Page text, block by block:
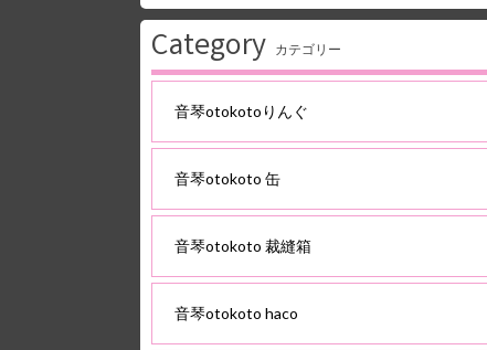
Category カテゴリー
音琴otokotoりんぐ
音琴otokoto 缶
音琴otokoto 裁縫箱
音琴otokoto haco